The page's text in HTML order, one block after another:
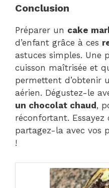
Conclusion
Préparer un cake
d’enfant grâce à ces
astuces simples. Une
cuisson maîtrisée et
permettent d’obtenir
aérien. Dégustez-le
un chocolat chaud ,
réconfortant. Essayez
partagez-la avec vos
!